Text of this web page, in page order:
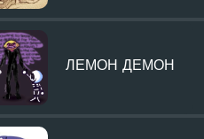
ЛЕМОН ДЕМОН